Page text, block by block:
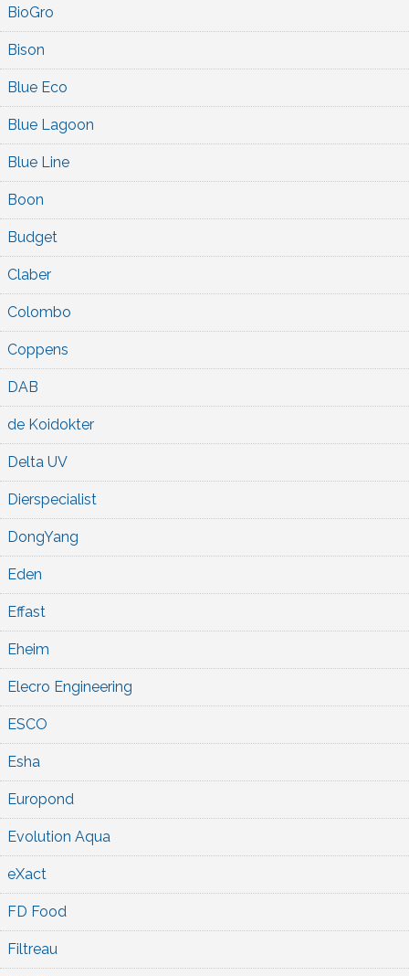
BioGro
Bison
Blue Eco
Blue Lagoon
Blue Line
Boon
Budget
Claber
Colombo
Coppens
DAB
de Koidokter
Delta UV
Dierspecialist
DongYang
Eden
Effast
Eheim
Elecro Engineering
ESCO
Esha
Europond
Evolution Aqua
eXact
FD Food
Filtreau